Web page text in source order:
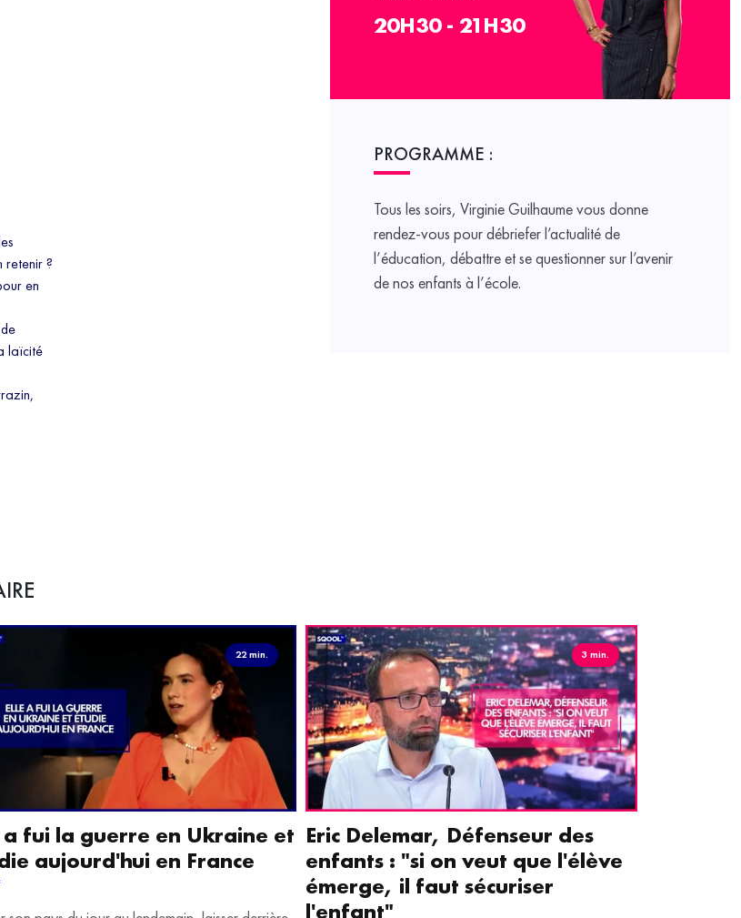
retenir ?
en
laïcité
20H30 - 21H30
PROGRAMME :
Tous les soirs, Virginie Guilhaume vous donne
rendez-vous pour débriefer l’actualité de
l’éducation, débattre et se questionner sur l’avenir
de nos enfants à l’école.
22 min.
a fui la guerre en Ukraine et
aujourd'hui en France
3 min.
Eric Delemar, Défenseur des
enfants : "si on veut que l'élève
émerge, il faut sécuriser
l'enfant"